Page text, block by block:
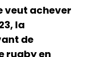
veut achever
la
de
rugby en